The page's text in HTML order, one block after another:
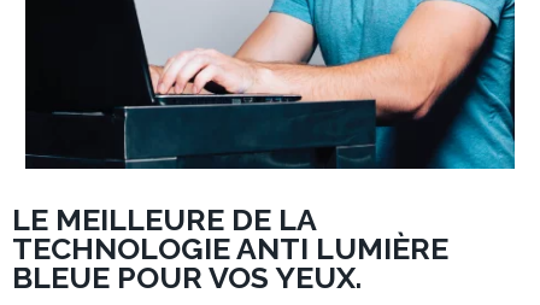
LE MEILLEURE DE LA
TECHNOLOGIE ANTI LUMIÈRE
BLEUE POUR VOS YEUX.